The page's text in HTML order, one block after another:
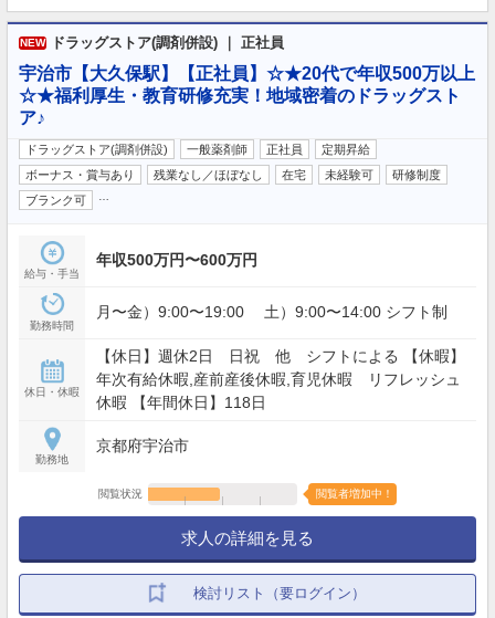
NEW ドラッグストア(調剤併設) ｜ 正社員
宇治市【大久保駅】【正社員】☆★20代で年収500万以上
☆★福利厚生・教育研修充実！地域密着のドラッグスト
ア♪
ドラッグストア(調剤併設) 一般薬剤師 正社員
定期昇給
ボーナス・賞与あり
残業なし／ほぼなし 在宅 未経験可
研修制度
ブランク可
給与・手当
年収500万円〜600万円
勤務時間
月〜金）9:00〜19:00 土）9:00〜14:00 シフト制
休日・休暇
【休日】週休2日 日祝 他 シフトによる 【休暇】
年次有給休暇,産前産後休暇,育児休暇 リフレッシュ
休暇 【年間休日】118日
勤務地
京都府宇治市
閲覧状況 閲覧者増加中！
求人の詳細を見る
検討リスト（要ログイン）